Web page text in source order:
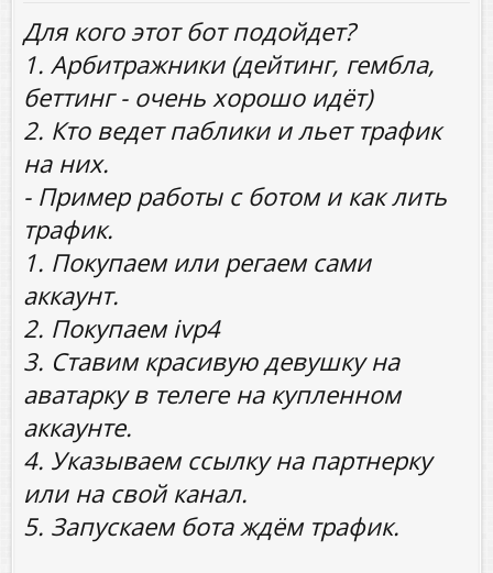
Для кого этот бот подойдет?
1. Арбитражники (дейтинг, гембла,
беттинг - очень хорошо идёт)
2. Кто ведет паблики и льет трафик
на них.
- Пример работы с ботом и как лить
трафик.
1. Покупаем или регаем сами
аккаунт.
2. Покупаем ivp4
3. Ставим красивую девушку на
аватарку в телеге на купленном
аккаунте.
4. Указываем ссылку на партнерку
или на свой канал.
5. Запускаем бота ждём трафик.